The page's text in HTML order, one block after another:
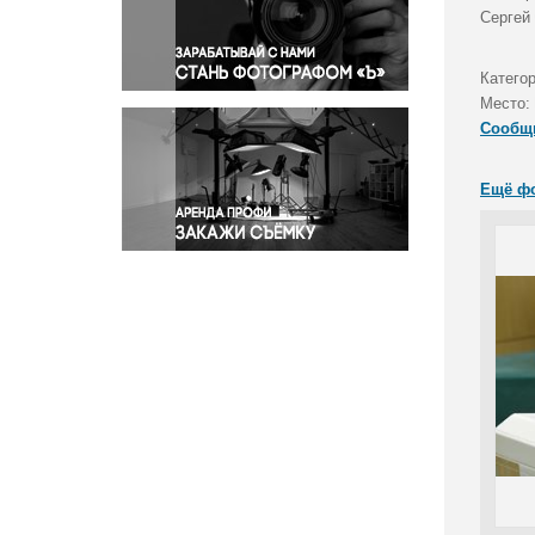
Правосудие
Происшествия и конфликты
Религия
Светская жизнь
Спорт
Экология
Экономика и бизнес
Сергей
Место:
Ещё